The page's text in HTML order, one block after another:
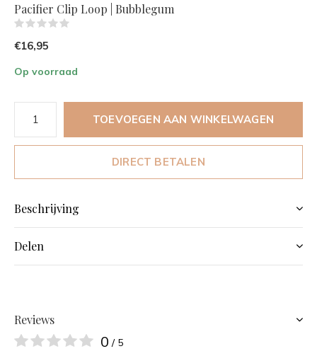
Pacifier Clip Loop | Bubblegum
€16,95
Op voorraad
TOEVOEGEN AAN WINKELWAGEN
DIRECT BETALEN
Beschrijving
Delen
Reviews
0 / 5